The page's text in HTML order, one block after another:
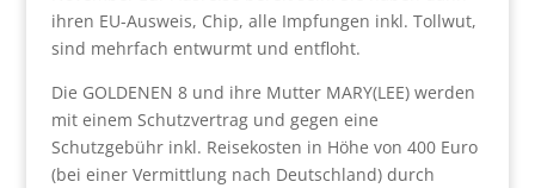
ihren EU-Ausweis, Chip, alle Impfungen inkl. Tollwut,
sind mehrfach entwurmt und entfloht.
Die GOLDENEN 8 und ihre Mutter MARY(LEE) werden
mit einem Schutzvertrag und gegen eine
Schutzgebühr inkl. Reisekosten in Höhe von 400 Euro
(bei einer Vermittlung nach Deutschland) durch